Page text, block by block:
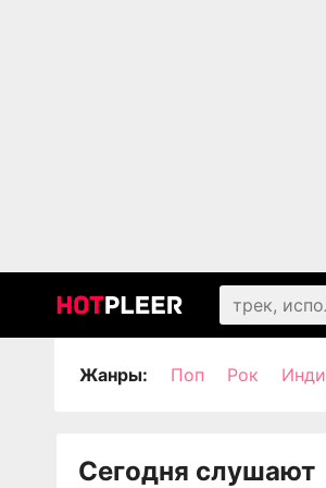
Жанры: Поп Рок Инди
Сегодня слушают